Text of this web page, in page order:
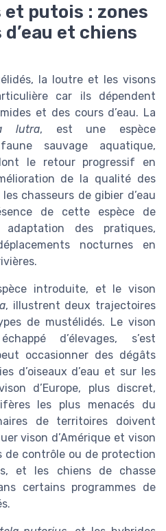
putois : zones
et chiens
la loutre et les visons
car ils dépendent
et des cours d’eau. La
lutra, est une espèce
sauvage aquatique,
le retour progressif en
de la qualité des
chasseurs de gibier d’eau
de cette espèce de
des pratiques,
nocturnes en
introduite, et le vison
, illustrent deux trajectoires
de mustélidés. Le vison
d’élevages, s’est
occasionner des dégâts
d’oiseaux d’eau et sur les
d’Europe, plus discret,
les plus menacés du
de territoires doivent
vison d’Amérique et vison
de contrôle ou de protection
et les chiens de chasse
certains programmes de